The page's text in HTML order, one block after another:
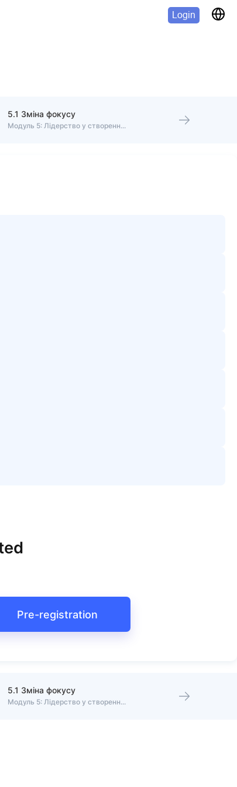
Login
5.1 Зміна фокусу
Модуль 5: Лідерство у створенні команди
Pre-registration
5.1 Зміна фокусу
Модуль 5: Лідерство у створенні команди